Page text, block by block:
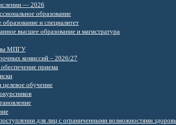
— 2026
образование
и специалитет
высшее образование и магистратура
МПГУ
комиссий – 2026/27
приема
целевое обучение
для лиц с ограниченными возможностями